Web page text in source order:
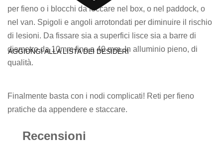
AGGIUNGI ALLA LISTA DEI DESIDERI
per fieno o i blocchi da leccare nel box, o nel paddock, o
nel van. Spigoli e angoli arrotondati per diminuire il rischio
di lesioni. Da fissare sia a superfici lisce sia a barre di
diametro da 10mm fino a 40 mm. In alluminio pieno, di
qualità.
Finalmente basta con i nodi complicati! Reti per fieno
pratiche da appendere e staccare.
Recensioni